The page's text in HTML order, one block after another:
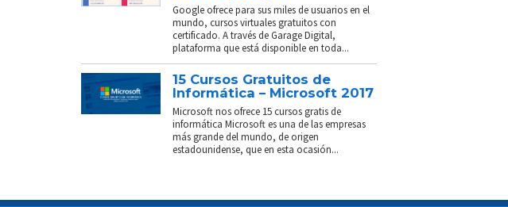
Google ofrece para sus miles de usuarios en el
mundo, cursos virtuales gratuitos con
certificado. A través de Garage Digital,
plataforma que está disponible en toda...
15 Cursos Gratuitos de
Informática – Microsoft 2017
Microsoft nos ofrece 15 cursos gratis de
informática Microsoft es una de las empresas
más grande del mundo, de origen
estadounidense, que en esta ocasión...